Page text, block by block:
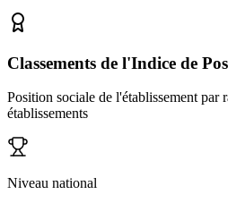
Classements de l'Indice de
Position sociale de l'établissement par
établissements
Niveau national